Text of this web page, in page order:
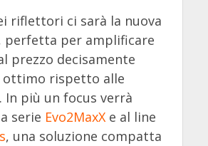
riflettori ci sarà la nuova
perfetta per amplificare
prezzo decisamente
ottimo rispetto alle
In più un focus verrà
serie Evo2MaxXe al line
, una soluzione compatta